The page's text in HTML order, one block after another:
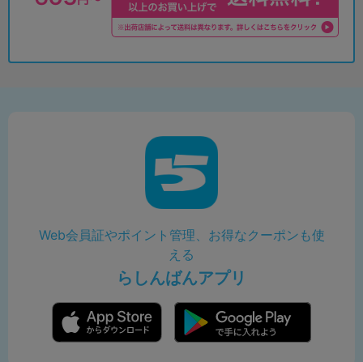
Web会員証やポイント管理、お得なクーポンも使
える
らしんばんアプリ